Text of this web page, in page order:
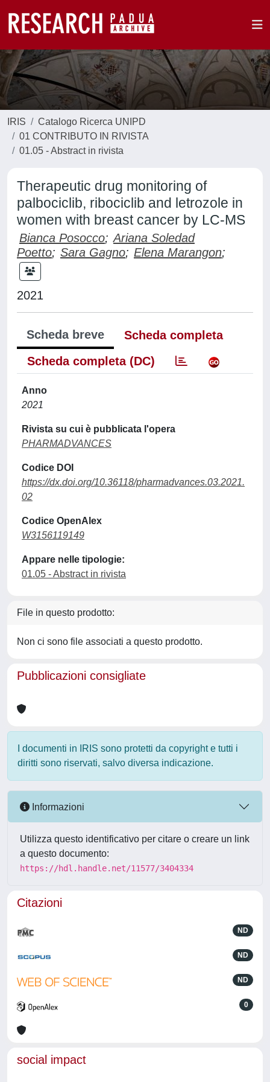
IRIS
Catalogo Ricerca UNIPD
01 CONTRIBUTO IN RIVISTA
01.05 - Abstract in rivista
Therapeutic drug monitoring of
palbociclib, ribociclib and letrozole in
women with breast cancer by LC-MS
Bianca Posocco; Ariana Soledad
Poetto; Sara Gagno; Elena Marangon;
2021
Scheda breve
Scheda completa
Scheda completa (DC)
Anno
2021
Rivista su cui è pubblicata l'opera
PHARMADVANCES
Codice DOI
https://dx.doi.org/10.36118/pharmadvances.03.2021.
02
Codice OpenAlex
W3156119149
Appare nelle tipologie:
01.05 - Abstract in rivista
File in questo prodotto:
Non ci sono file associati a questo prodotto.
Pubblicazioni consigliate
I documenti in IRIS sono protetti da copyright e tutti i
diritti sono riservati, salvo diversa indicazione.
Informazioni
Utilizza questo identificativo per citare o creare un link
a questo documento:
https://hdl.handle.net/11577/3404334
Citazioni
ND
ND
ND
0
social impact